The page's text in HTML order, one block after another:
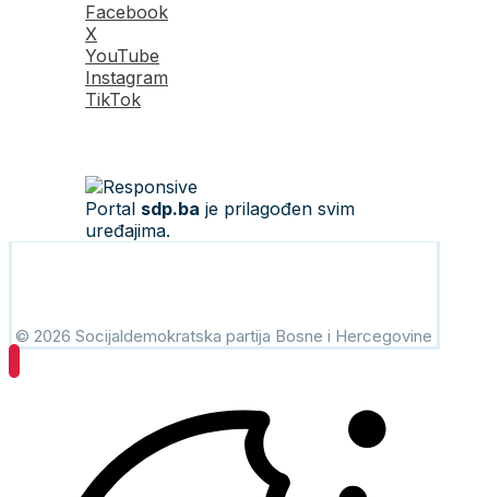
Facebook
X
YouTube
Instagram
TikTok
Portal sdp.ba je prilagođen svim
uređajima.
© 2026 Socijaldemokratska partija Bosne i Hercegovine